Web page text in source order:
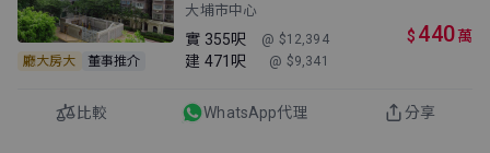
廳大房大 董事推介
大埔市中心
實 355呎 @ $12,394
建 471呎 @ $9,341
$ 440萬
比較 WhatsApp代理 分享